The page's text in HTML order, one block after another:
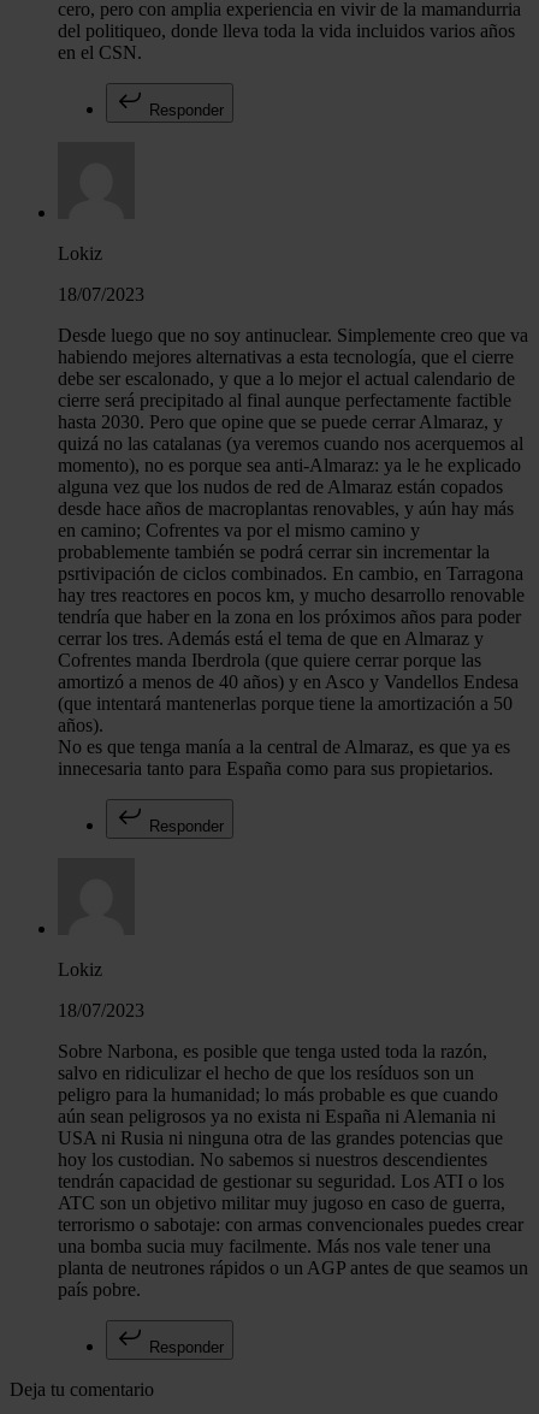
cero, pero con amplia experiencia en vivir de la mamandurria
del politiqueo, donde lleva toda la vida incluidos varios años
en el CSN.
Responder
Lokiz
18/07/2023
Desde luego que no soy antinuclear. Simplemente creo que va
habiendo mejores alternativas a esta tecnología, que el cierre
debe ser escalonado, y que a lo mejor el actual calendario de
cierre será precipitado al final aunque perfectamente factible
hasta 2030. Pero que opine que se puede cerrar Almaraz, y
quizá no las catalanas (ya veremos cuando nos acerquemos al
momento), no es porque sea anti-Almaraz: ya le he explicado
alguna vez que los nudos de red de Almaraz están copados
desde hace años de macroplantas renovables, y aún hay más
en camino; Cofrentes va por el mismo camino y
probablemente también se podrá cerrar sin incrementar la
psrtivipación de ciclos combinados. En cambio, en Tarragona
hay tres reactores en pocos km, y mucho desarrollo renovable
tendría que haber en la zona en los próximos años para poder
cerrar los tres. Además está el tema de que en Almaraz y
Cofrentes manda Iberdrola (que quiere cerrar porque las
amortizó a menos de 40 años) y en Asco y Vandellos Endesa
(que intentará mantenerlas porque tiene la amortización a 50
años).
No es que tenga manía a la central de Almaraz, es que ya es
innecesaria tanto para España como para sus propietarios.
Responder
Lokiz
18/07/2023
Sobre Narbona, es posible que tenga usted toda la razón,
salvo en ridiculizar el hecho de que los resíduos son un
peligro para la humanidad; lo más probable es que cuando
aún sean peligrosos ya no exista ni España ni Alemania ni
USA ni Rusia ni ninguna otra de las grandes potencias que
hoy los custodian. No sabemos si nuestros descendientes
tendrán capacidad de gestionar su seguridad. Los ATI o los
ATC son un objetivo militar muy jugoso en caso de guerra,
terrorismo o sabotaje: con armas convencionales puedes crear
una bomba sucia muy facilmente. Más nos vale tener una
planta de neutrones rápidos o un AGP antes de que seamos un
país pobre.
Responder
Deja tu comentario